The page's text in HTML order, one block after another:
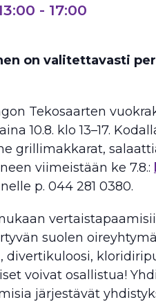
- 17:00
on valitettavasti
Tekosaarten
10.8. klo 13–17.
grillimakkarat,
viimeistään ke 7.8.:
p. 044 281 0380.
suolen
divertikuloosi,
voivat osallistua!
järjestävät